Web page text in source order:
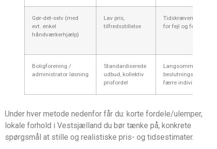
Gør‑det‑selv (med
evt. enkel
håndværkerhjælp)
Lav pris,
tilfredsstillelse
Tidskrævende, risiko
for fejl og
Boligforening /
administrator løsning
Standardiserede
udbud, kollektiv
prisfordel
Langsommere
beslutningsproces,
færre individuelle
Under hver metode nedenfor får du: korte fordele/ulemper,
lokale forhold i Vestsjælland du bør tænke på, konkrete
spørgsmål at stille og realistiske pris- og tidsestimater.